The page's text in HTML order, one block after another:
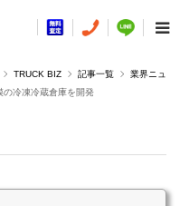
TRUCK BIZ 記事一覧
業界ニュ
冷凍冷蔵倉庫を開発